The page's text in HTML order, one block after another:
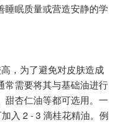
睡眠质量或营造安静的学
，为了避免对皮肤造成
常需要将其与基础油进行
甜杏仁油等都可选用。一
入 2 - 3 滴桂花精油。例